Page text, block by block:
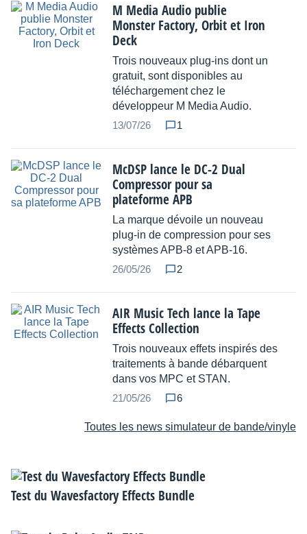
M Media Audio publie
Monster Factory, Orbit et Iron
Deck
Trois nouveaux plug-ins dont un
gratuit, sont disponibles au
téléchargement chez le
développeur M Media Audio.
13/07/26
1
McDSP lance le DC-2 Dual
Compressor pour sa
plateforme APB
La marque dévoile un nouveau
plug-in de compression pour ses
systèmes APB-8 et APB-16.
26/05/26
2
AIR Music Tech lance la Tape
Effects Collection
Trois nouveaux effets inspirés des
traitements à bande débarquent
dans vos MPC et STAN.
21/05/26
6
Toutes les news simulateur de bande/vinyle
Test du Wavesfactory Effects Bundle